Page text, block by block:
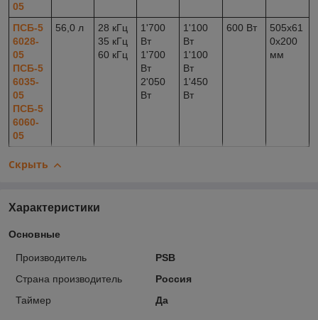
05
ПСБ-5
6028-
05
ПСБ-5
6035-
05
ПСБ-5
6060-
05
56,0 л
28 кГц
35 кГц
60 кГц
1'700
Вт
1'700
Вт
2'050
Вт
1'100
Вт
1'100
Вт
1'450
Вт
600 Вт
505x61
0x200
мм
Скрыть
Характеристики
Основные
Производитель
PSB
Страна производитель
Россия
Таймер
Да